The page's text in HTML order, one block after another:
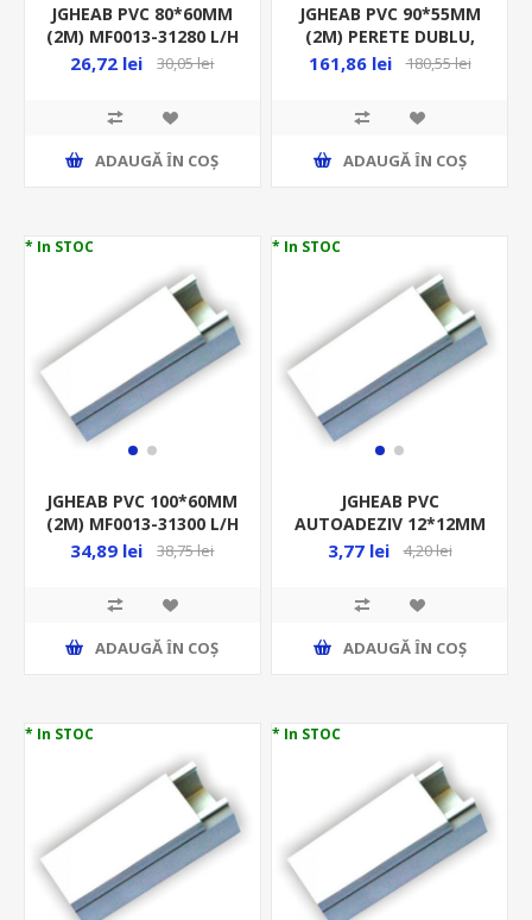
JGHEAB PVC 80*60MM
(2M) MF0013-31280 L/H
(CANAL)
26,72 lei 30,05 lei
ADAUGĂ ȊN COŞ
JGHEAB PVC 90*55MM
(2M) PERETE DUBLU,
APARATAJ L/H (CANAL)
161,86 lei 180,55 lei
ADAUGĂ ȊN COŞ
* In STOC
JGHEAB PVC 100*60MM
(2M) MF0013-31300 L/H
(CANAL)
34,89 lei 38,75 lei
ADAUGĂ ȊN COŞ
* In STOC
JGHEAB PVC
AUTOADEZIV 12*12MM
(2M) MF0013-32910-T
3,77 lei 4,20 lei
ADAUGĂ ȊN COŞ
* In STOC * In STOC